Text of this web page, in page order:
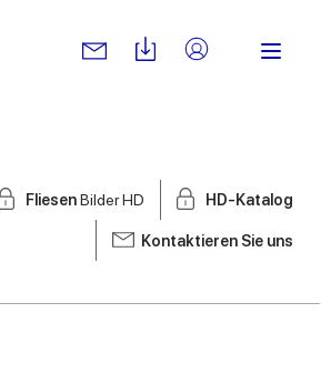
FliesenBilder HD HD-Katalog
Kontaktieren Sie uns